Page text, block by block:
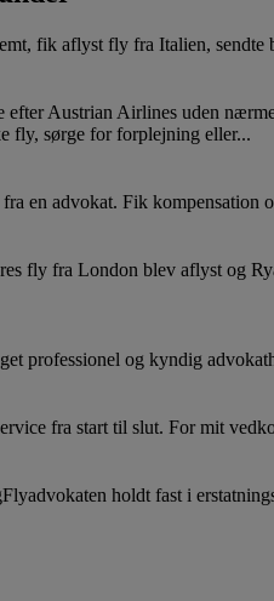
fik aflyst fly fra Italien,
efter Austrian Airlines uden
fly, sørge for forplejning eller...
en advokat. Fik
fly fra London blev aflyst og
professionel og kyndig
fra start til slut. For mit
Flyadvokaten holdt fast i